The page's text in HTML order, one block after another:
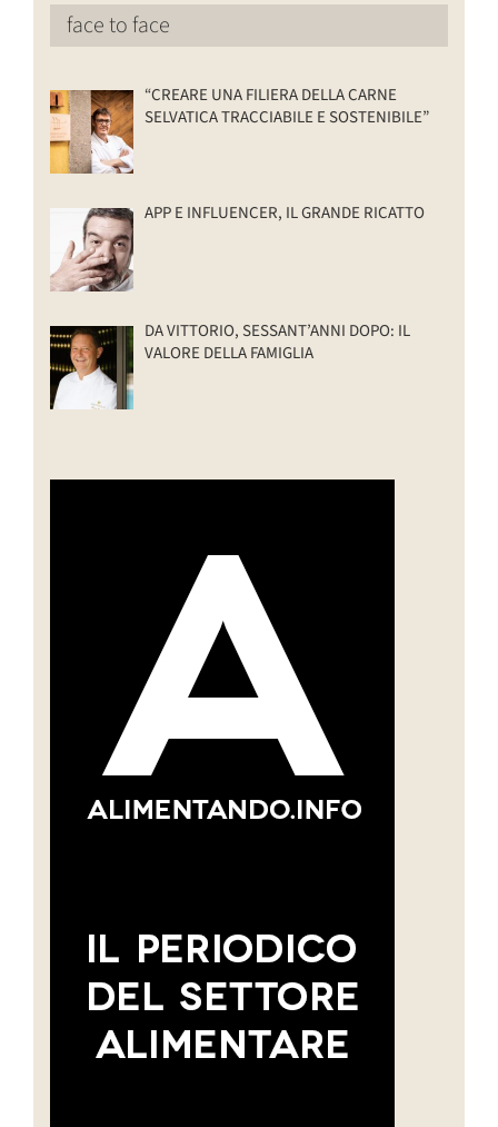
face to face
“CREARE UNA FILIERA DELLA CARNE
SELVATICA TRACCIABILE E SOSTENIBILE”
APP E INFLUENCER, IL GRANDE RICATTO
DA VITTORIO, SESSANT’ANNI DOPO: IL
VALORE DELLA FAMIGLIA